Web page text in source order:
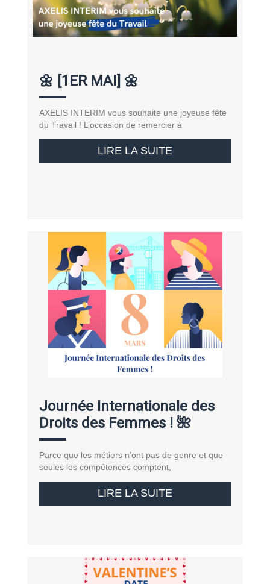
🌼 [1ER MAI] 🌼
AXELIS INTERIM vous souhaite une joyeuse fête
du Travail ! L’occasion de remercier à
LIRE LA SUITE
Journée Internationale des
Droits des Femmes ! 🌺
Parce que les métiers n’ont pas de genre et que
seules les compétences comptent,
LIRE LA SUITE